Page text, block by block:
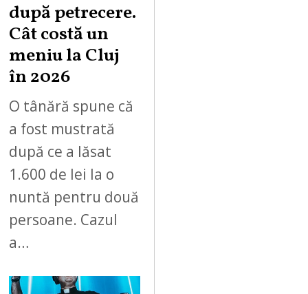
după petrecere.
Cât costă un
meniu la Cluj
în 2026
O tânără spune că
a fost mustrată
după ce a lăsat
1.600 de lei la o
nuntă pentru două
persoane. Cazul
a…